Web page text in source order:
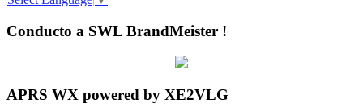
Conducto a SWL BrandMeister !
APRS WX powered by XE2VLG